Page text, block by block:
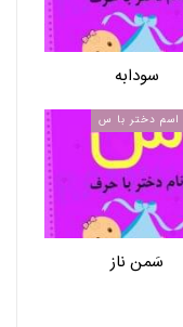
سودابه
اسم دختر با س
سَمن ناز